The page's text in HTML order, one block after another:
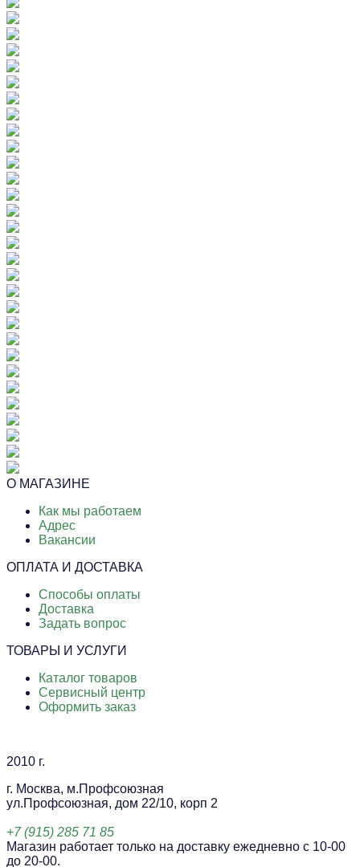
О МАГАЗИНЕ
Как мы работаем
Адрес
Вакансии
ОПЛАТА И ДОСТАВКА
Способы оплаты
Доставка
Задать вопрос
ТОВАРЫ И УСЛУГИ
Каталог товаров
Сервисный центр
Оформить заказ
2010 г.
г. Москва, м.Профсоюзная
ул.Профсоюзная, дом 22/10, корп 2
+7 (915) 285 71 85
Магазин работает только на доставку ежедневно с 10-00
до 20-00.